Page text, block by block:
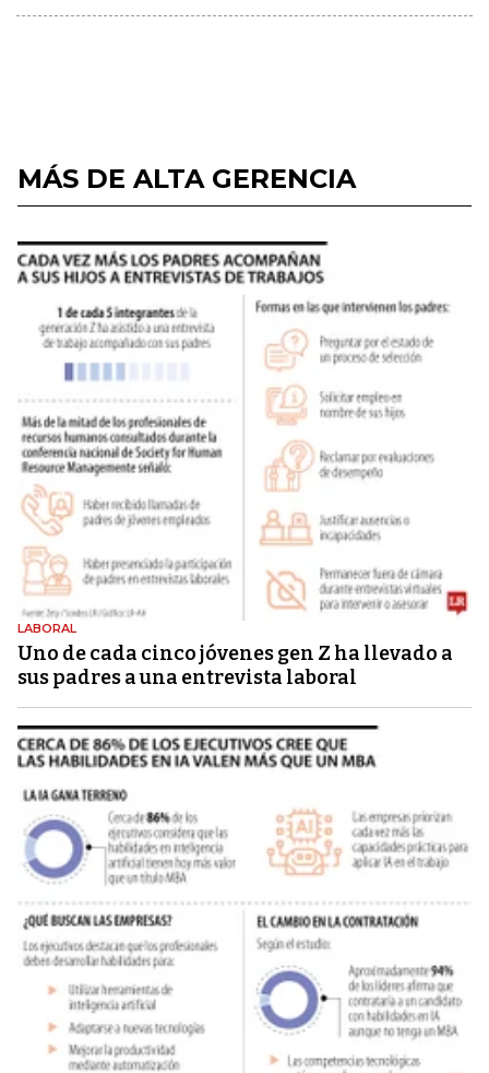
MÁS DE ALTA GERENCIA
LABORAL
Uno de cada cinco jóvenes gen Z ha llevado a
sus padres a una entrevista laboral